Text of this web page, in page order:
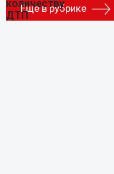
Еще в рубрике